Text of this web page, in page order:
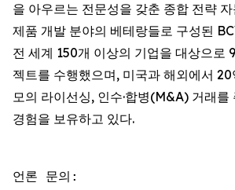
을 아우르는 전문성을 갖춘 종합 전략
제품 개발 분야의 베테랑들로 구성된
전 세계 150개 이상의 기업을 대상으로
젝트를 수행했으며, 미국과 해외에서
모의 라이선싱, 인수·합병(M&A) 거래
경험을 보유하고 있다.
언론 문의: